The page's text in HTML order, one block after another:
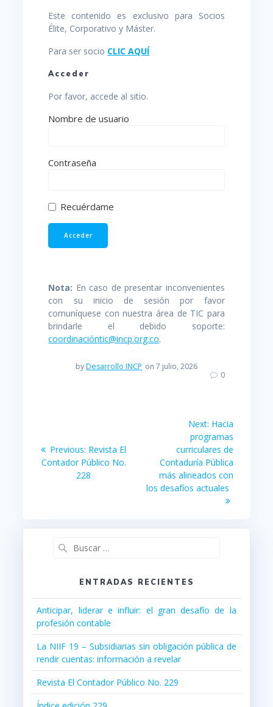
Este contenido es exclusivo para Socios
Élite, Corporativo y Máster.
Para ser socio CLIC AQUÍ
Acceder
Por favor, accede al sitio.
Nombre de usuario
Contraseña
Recuérdame
Nota: En caso de presentar inconvenientes
con su inicio de sesión por favor
comuníquese con nuestra área de TIC para
brindarle el debido soporte:
coordinacióntic@incp.org.co.
byDesarrollo INCP on 7 julio, 2026
0
de
entradas
Previous: Previous
post:
Revista El
Contador Público No.
228
Next: Next
post:
Hacia
programas
curriculares de
Contaduría Pública
más alineados con
los desafíos actuales
ENTRADAS RECIENTES
Anticipar, liderar e influir: el gran desafío de la
profesión contable
La NIIF 19 – Subsidiarias sin obligación pública de
rendir cuentas: información a revelar
Revista El Contador Público No. 229